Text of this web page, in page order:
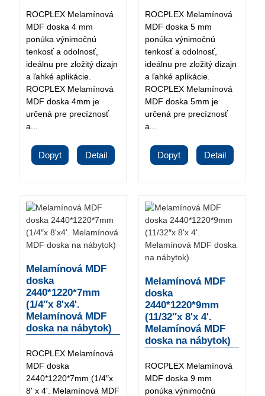
ROCPLEX Melamínová
MDF doska 4 mm
ponúka výnimočnú
tenkosť a odolnosť,
ideálnu pre zložitý dizajn
a ľahké aplikácie.
ROCPLEX Melamínová
MDF doska 4mm je
určená pre precíznosť
a...
Dopyt Detail
ROCPLEX Melamínová
MDF doska 5 mm
ponúka výnimočnú
tenkosť a odolnosť,
ideálnu pre zložitý dizajn
a ľahké aplikácie.
ROCPLEX Melamínová
MDF doska 5mm je
určená pre precíznosť
a...
Dopyt Detail
Melamínová MDF
doska
2440*1220*7mm
(1/4″x 8'x4'.
Melamínová MDF
doska na nábytok)
ROCPLEX Melamínová
MDF doska
2440*1220*7mm (1/4″x
8' x 4'. Melamínová MDF
Melamínová MDF
doska
2440*1220*9mm
(11/32″x 8'x 4'.
Melamínová MDF
doska na nábytok)
ROCPLEX Melamínová
MDF doska 9 mm
ponúka výnimočnú